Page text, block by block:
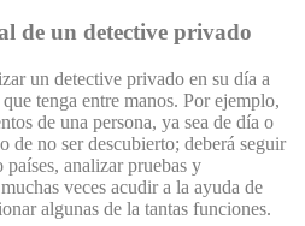
de un detective privado
un detective privado en su día a
tenga entre manos. Por ejemplo,
de una persona, ya sea de día o
de no ser descubierto; deberá seguir
países, analizar pruebas y
veces acudir a la ayuda de
algunas de la tantas funciones.